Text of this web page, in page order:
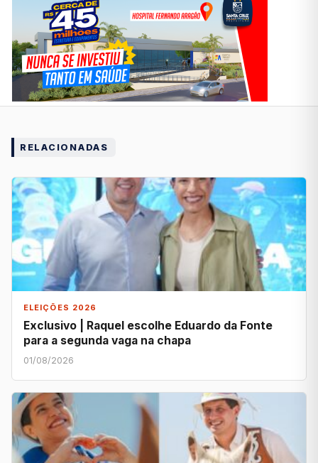
RELACIONADAS
ELEIÇÕES 2026
Exclusivo | Raquel escolhe Eduardo da Fonte
para a segunda vaga na chapa
01/08/2026